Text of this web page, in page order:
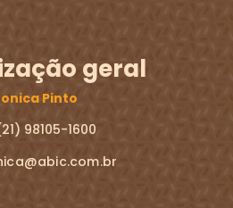
geral
Pinto
98105-1600